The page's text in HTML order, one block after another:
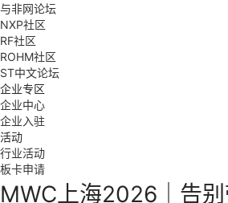
与非网论坛
NXP社区
RF社区
ROHM社区
ST中文论坛
企业专区
企业中心
企业入驻
活动
行业活动
板卡申请
MWC上海2026｜告